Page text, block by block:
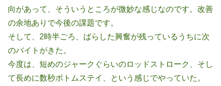
向があって、そういうところが微妙な感じなのです。改善
の余地ありで今後の課題です。
そして、2時半ごろ、ばらした興奮が残っているうちに次
のバイトがきた。
今度は、短めのジャークぐらいのロッドストローク、そし
て長めに数秒ボトムステイ、という感じでやっていた。